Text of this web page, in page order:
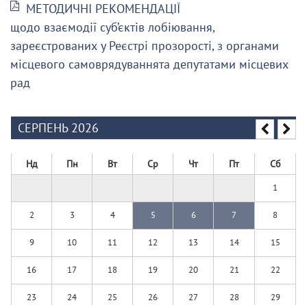
МЕТОДИЧНІ РЕКОМЕНДАЦІЇ
щодо взаємодії суб’єктів лобіювання,
зареєстрованих у Реєстрі прозорості, з органами
місцевого самоврядуваннята депутатами місцевих
рад
СЕРПЕНЬ 2026
Нд Пн Вт Ср Чт Пт Сб
1
2 3 4 5 6 7 8
9 10 11 12 13 14 15
16 17 18 19 20 21 22
23 24 25 26 27 28 29